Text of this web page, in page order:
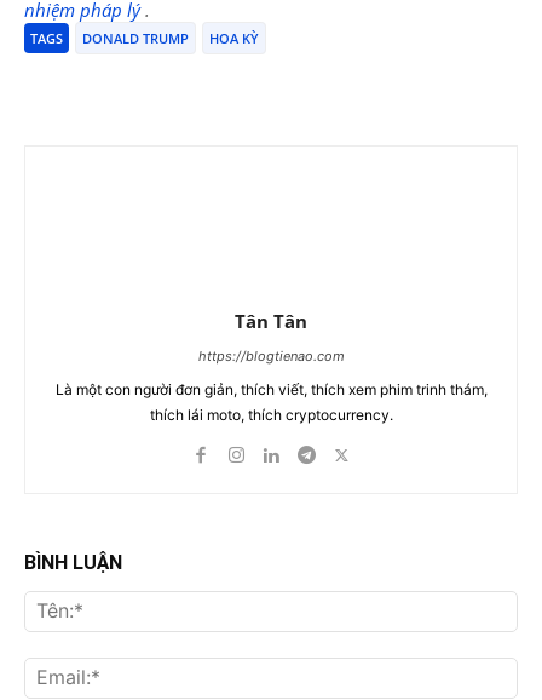
nhiệm pháp lý.
TAGS DONALD TRUMP HOA KỲ
Tân Tân
https://blogtienao.com
Là một con người đơn giản, thích viết, thích xem phim trinh thám,
thích lái moto, thích cryptocurrency.
BÌNH LUẬN